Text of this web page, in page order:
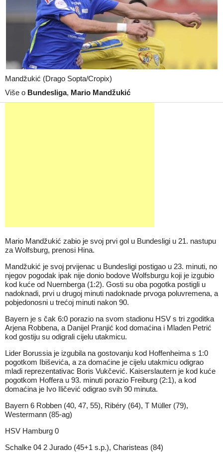
Mandžukić (Drago Sopta/Cropix)
Više o Bundesliga, Mario Mandžukić
Mario Mandžukić zabio je svoj prvi gol u Bundesligi u 21. nastupu
za Wolfsburg, prenosi Hina.
Mandžukić je svoj prvijenac u Bundesligi postigao u 23. minuti, no
njegov pogodak ipak nije donio bodove Wolfsburgu koji je izgubio
kod kuće od Nuernberga (1:2). Gosti su oba pogotka postigli u
nadoknadi, prvi u drugoj minuti nadoknade prvoga poluvremena, a
pobjedonosni u trećoj minuti nakon 90.
Bayern je s čak 6:0 porazio na svom stadionu HSV s tri zgoditka
Arjena Robbena, a Danijel Pranjić kod domaćina i Mladen Petrić
kod gostiju su odigrali cijelu utakmicu.
Lider Borussia je izgubila na gostovanju kod Hoffenheima s 1:0
pogotkom Ibiševića, a za domaćine je cijelu utakmicu odigrao
mladi reprezentativac Boris Vukčević. Kaiserslautern je kod kuće
pogotkom Hoffera u 93. minuti porazio Freiburg (2:1), a kod
domaćina je Ivo Iličević odigrao svih 90 minuta.
Bayern 6 Robben (40, 47, 55), Ribéry (64), T Müller (79),
Westermann (85-ag)
HSV Hamburg 0
Schalke 04 2 Jurado (45+1 s.p.), Charisteas (84)